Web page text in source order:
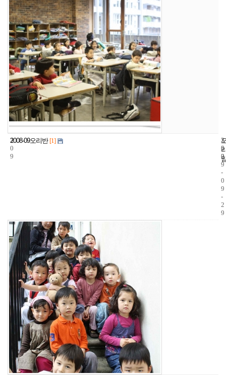
3
0
9
2008-09오리반 [1]
2
5
2
2
0
0
9
-
0
9
-
2
9